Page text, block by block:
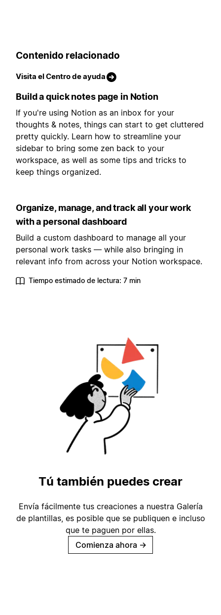
Contenido relacionado
Visita el Centro de ayuda
Build a quick notes page in Notion
If you're using Notion as an inbox for your
thoughts & notes, things can start to get cluttered
pretty quickly. Learn how to streamline your
sidebar to bring some zen back to your
workspace, as well as some tips and tricks to
keep things organized.
Organize, manage, and track all your work
with a personal dashboard
Build a custom dashboard to manage all your
personal work tasks — while also bringing in
relevant info from across your Notion workspace.
Tiempo estimado de lectura: 7 min
Tú también puedes crear
Envía fácilmente tus creaciones a nuestra Galería
de plantillas, es posible que se publiquen e incluso
que te paguen por ellas.
Comienza ahora →